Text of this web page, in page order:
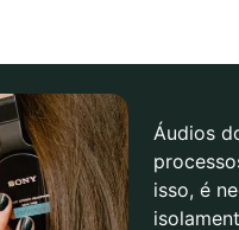
Áudios
isso, é